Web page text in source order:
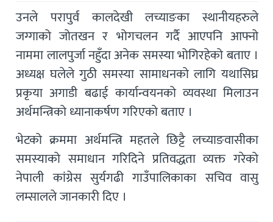
उनले परापुर्व कालदेखी लच्याङका स्थानीयहरुले
जग्गाको जोतखन र भोगचलन गर्दै आएपनि आफ्नो
नाममा लालपुर्जा नहुँदा अनेक समस्या भोगिरहेको बताए ।
अध्यक्ष घलेले गुठी समस्या सामाधनको लागि यथासिघ्र
प्रकृया अगाडी बढाई कार्यान्वयनको व्यवस्था मिलाउन
अर्थमन्त्रिको ध्यानाकर्षण गरिएको बताए ।
भेटको क्रममा अर्थमन्त्रि महतले छिट्टै लच्याङवासीका
समस्याको समाधान गरिदिने प्रतिवद्धता व्यक्त गरेको
नेपाली कांग्रेस सुर्यगढी गाउँपालिकाका सचिव वासु
लम्सालले जानकारी दिए ।